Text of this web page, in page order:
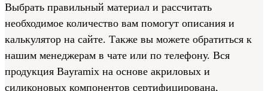
Выбрать правильный материал и рассчитать
необходимое количество вам помогут описания и
калькулятор на сайте. Также вы можете обратиться к
нашим менеджерам в чате или по телефону. Вся
продукция Bayramix на основе акриловых и
силиконовых компонентов сертифицирована,